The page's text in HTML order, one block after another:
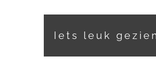
Iets leuk